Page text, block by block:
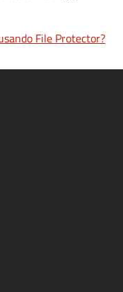
File Protector?